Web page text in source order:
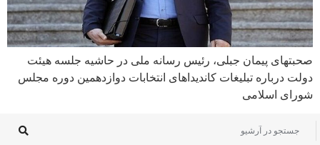
صحبتهای پیمان جبلی، رئیس رسانه ملی در حاشیه جلسه هیئت
دولت درباره تبلیغات کاندیداهای انتخابات دوازدهمین دوره مجلس
شورای اسلامی